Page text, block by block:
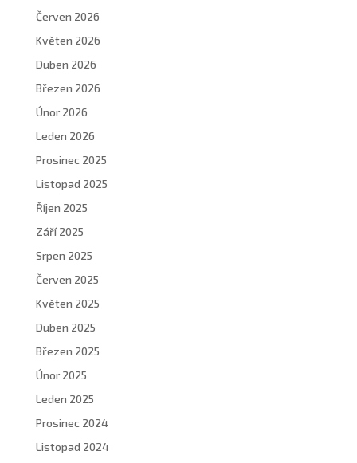
Červen 2026
Květen 2026
Duben 2026
Březen 2026
Únor 2026
Leden 2026
Prosinec 2025
Listopad 2025
Říjen 2025
Září 2025
Srpen 2025
Červen 2025
Květen 2025
Duben 2025
Březen 2025
Únor 2025
Leden 2025
Prosinec 2024
Listopad 2024